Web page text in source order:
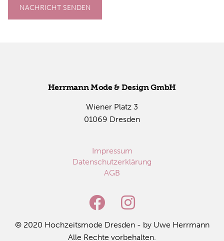
NACHRICHT SENDEN
Herr­mann Mode & De­sign GmbH
Wie­ner Platz 3
01069 Dres­den
Impressum
Datenschutzerklärung
AGB
© 2020 Hoch­zeits­mo­de Dres­den - by Uwe Herr­mann
Alle Rech­te vor­be­hal­ten.